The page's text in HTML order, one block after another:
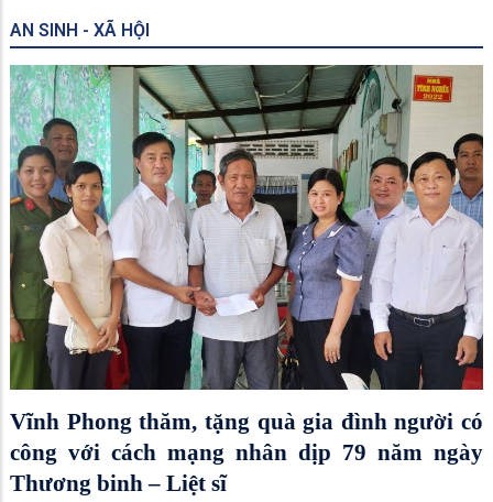
AN SINH - XÃ HỘI
Vĩnh Phong thăm, tặng quà gia đình người có
công với cách mạng nhân dịp 79 năm ngày
Thương binh – Liệt sĩ